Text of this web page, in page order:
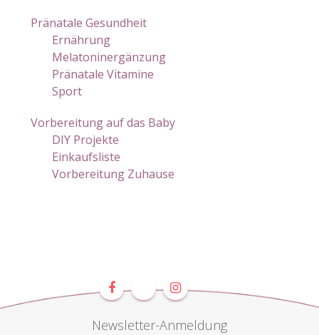
Pränatale Gesundheit
Ernährung
Melatoninergänzung
Pränatale Vitamine
Sport
Vorbereitung auf das Baby
DIY Projekte
Einkaufsliste
Vorbereitung Zuhause
Newsletter-Anmeldung